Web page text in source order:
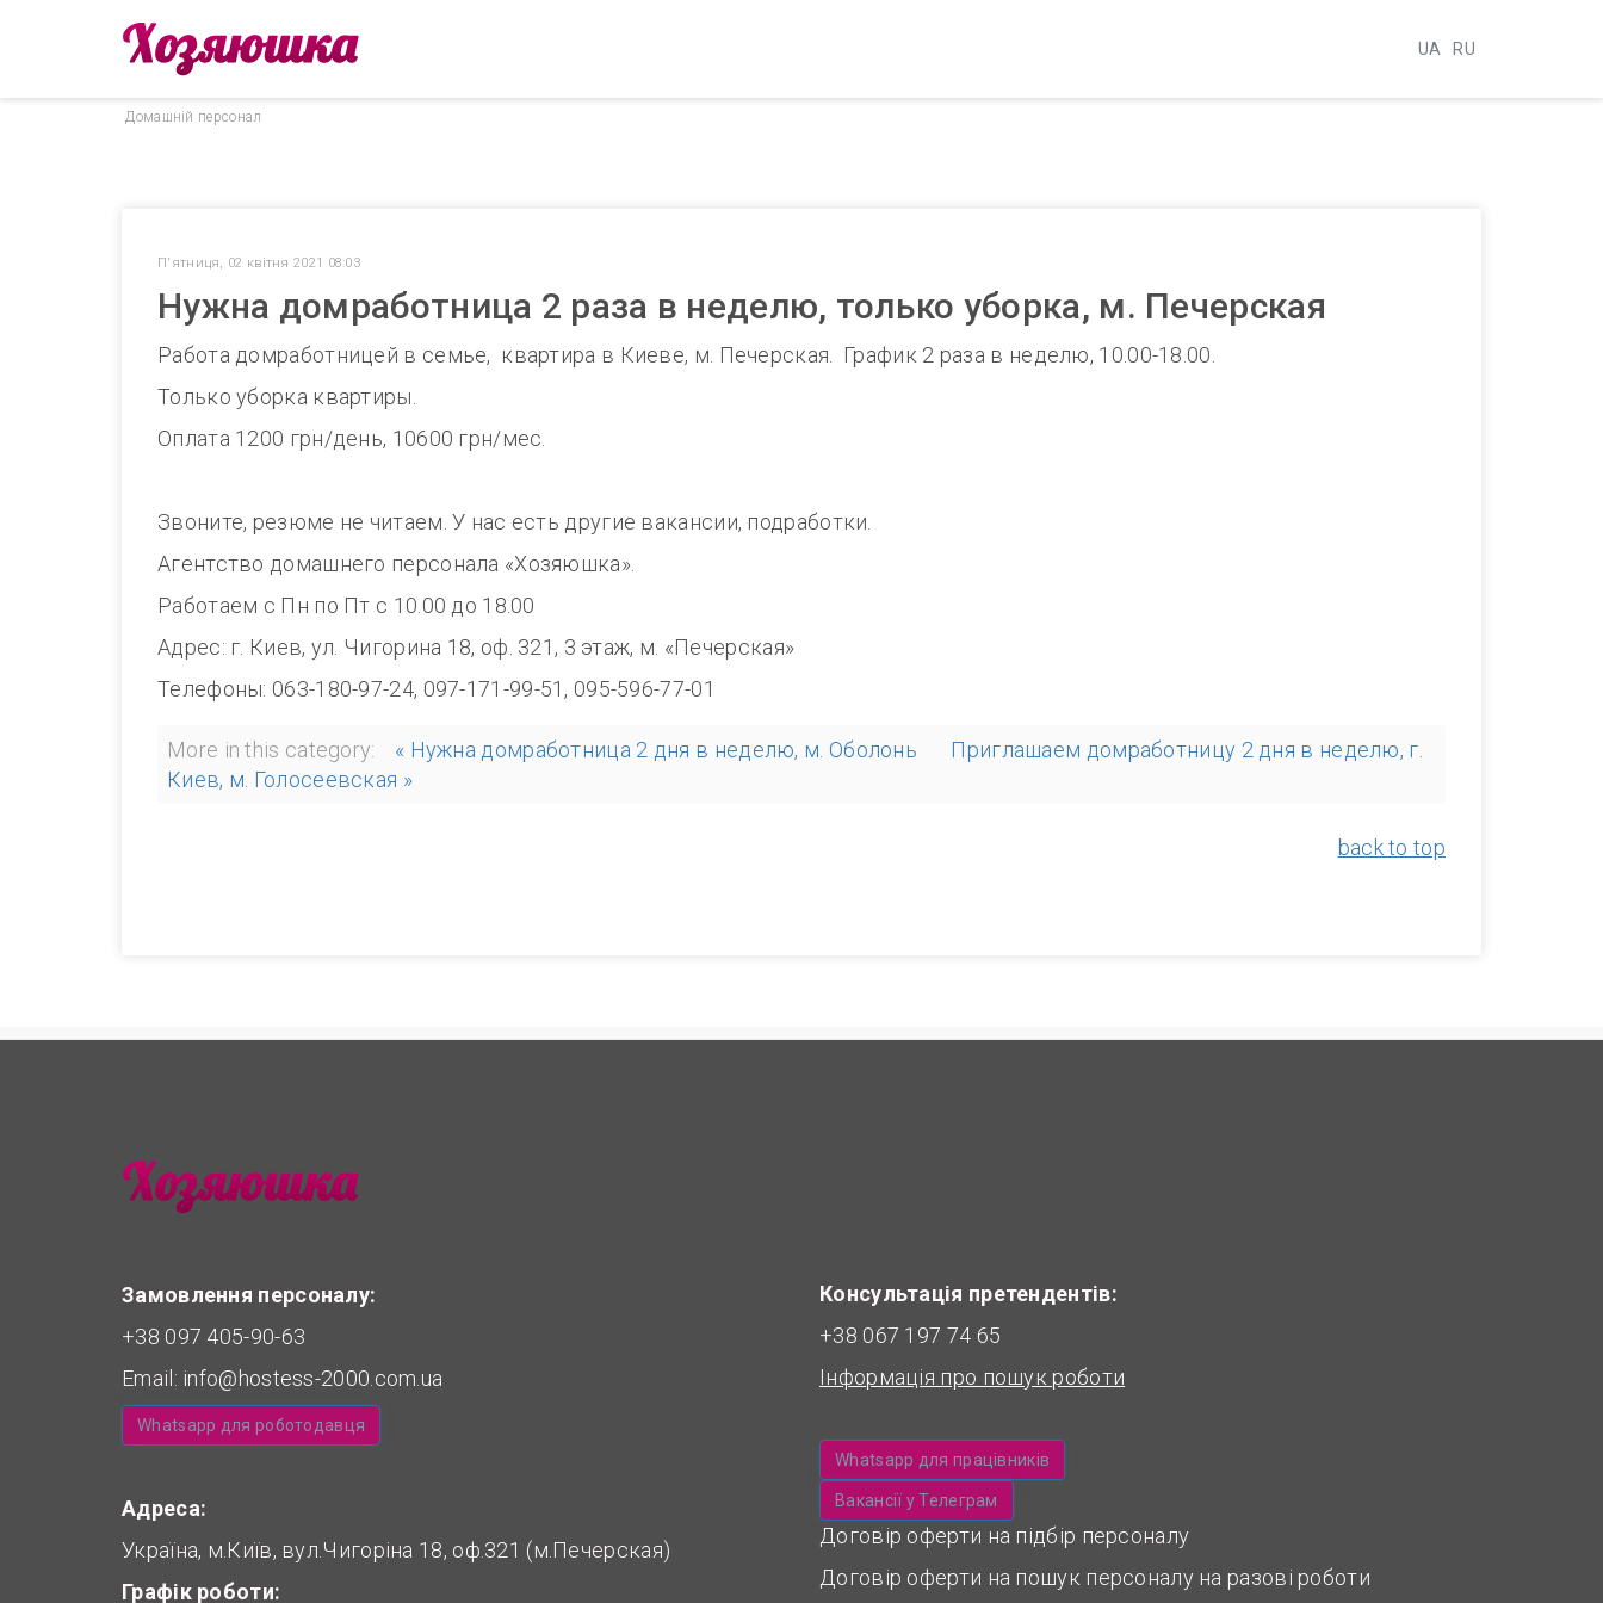
UA RU
Домашнiй персонал
П'ятниця, 02 квітня 2021 08:03
Нужна домработница 2 раза в неделю, только уборка, м. Печерская
Работа домработницей в семье, квартира в Киеве, м. Печерская. График 2 раза в неделю, 10.00-18.00.
Только уборка квартиры.
Оплата 1200 грн/день, 10600 грн/мес.
Звоните, резюме не читаем. У нас есть другие вакансии, подработки.
Агентство домашнего персонала «Хозяюшка».
Работаем с Пн по Пт с 10.00 до 18.00
Адрес: г. Киев, ул. Чигорина 18, оф. 321, 3 этаж, м. «Печерская»
Телефоны: 063-180-97-24, 097-171-99-51, 095-596-77-01
More in this category: « Нужна домработница 2 дня в неделю, м. Оболонь
Приглашаем домработницу 2 дня в неделю, г.
Киев, м. Голосеевская »
back to top
Замовлення персоналу:
+38 097 405-90-63
Email: info@hostess-2000.com.ua
Whatsapp для роботодавця
Адреса:
Україна, м.Київ, вул.Чигоріна 18, оф.321 (м.Печерская)
Графік роботи:
Консультація претендентів:
+38 067 197 74 65
Інформація про пошук роботи
Whatsapp для працівників
Вакансії у Телеграм
Договір оферти на підбір персоналу
Договір оферти на пошук персоналу на разові роботи